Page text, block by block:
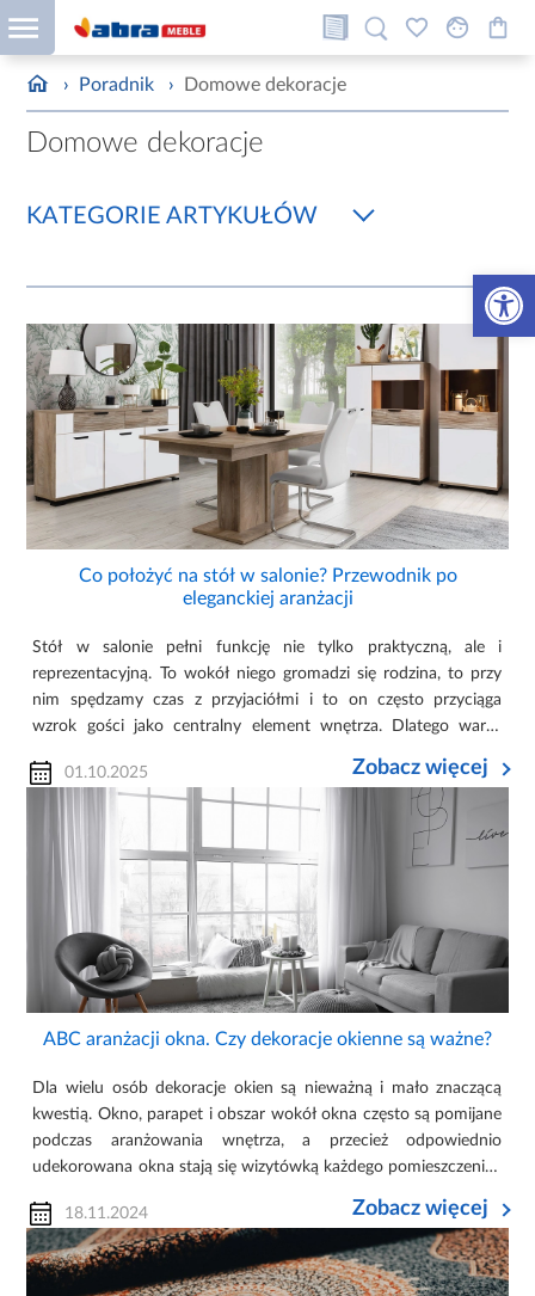
Otwórz
› Poradnik › Domowe dekoracje
Domowe dekoracje
KATEGORIE ARTYKUŁÓW
Co położyć na stół w salonie? Przewodnik po
eleganckiej aranżacji
Stół w salonie pełni funkcję nie tylko praktyczną, ale i
reprezentacyjną. To wokół niego gromadzi się rodzina, to przy
nim spędzamy czas z przyjaciółmi i to on często przyciąga
wzrok gości jako centralny element wnętrza. Dlatego warto
tylko wygodna w codziennym użytkowaniu, ale także stanie się
ozdobą całej przestrzeni.
01.10.2025 Zobacz więcej
ABC aranżacji okna. Czy dekoracje okienne są ważne?
Dla wielu osób dekoracje okien są nieważną i mało znaczącą
kwestią. Okno, parapet i obszar wokół okna często są pomijane
podczas aranżowania wnętrza, a przecież odpowiednio
udekorowana okna stają się wizytówką każdego pomieszczenia i
funkcjonalność pomieszczeń i wygodę ich użytkowania.
18.11.2024 Zobacz więcej